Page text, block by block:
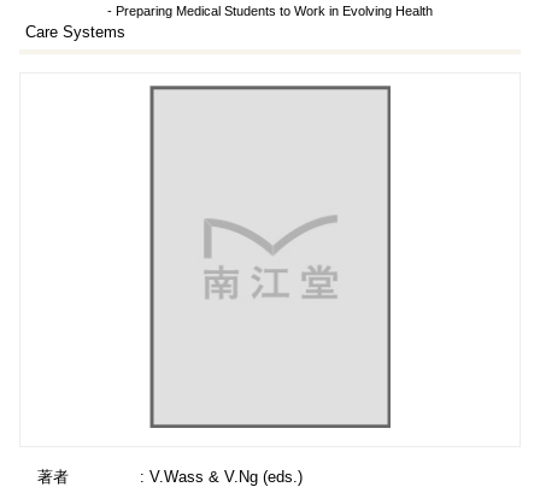
- Preparing Medical Students to Work in Evolving Health
Care Systems
著者
: V.Wass & V.Ng (eds.)